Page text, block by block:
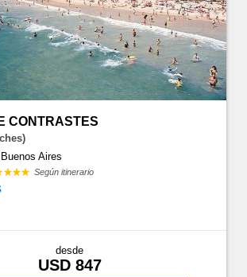
CONTRASTES
Aires
Según itinerario
desde
USD 847